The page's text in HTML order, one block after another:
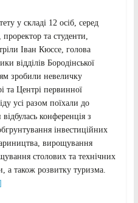
у складі 12 осіб, серед
та студенти,
Іван Кюссе, голова
відділів Бородінської
зробили невеличку
та Центрі первинної
усі разом поїхали до
конференція з
інвестиційних
вирощування
столових та технічних
а також розвитку туризма.